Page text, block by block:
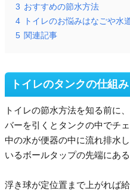
3 おすすめの節水方法
4
トイレのお悩みはなごや水
5 関連記事
トイレのタンクの仕組み
トイレの節水方法を知る前に
バーを引くとタンクの中でチ
中の水が便器の中に流れ排水
いるボールタップの先端にあ
浮き球が定位置まで上がれば